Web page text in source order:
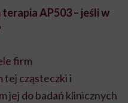
terapia AP503 – jeśli w
firm
tej cząsteczki i
jej do badań klinicznych